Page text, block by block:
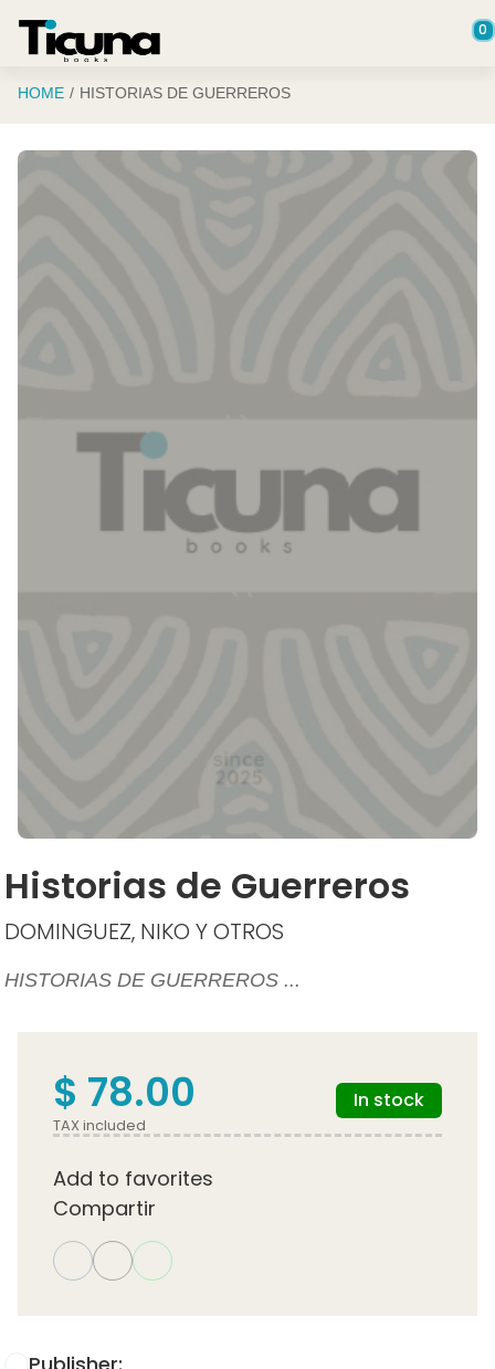
0
HOME HISTORIAS DE GUERREROS
Historias de Guerreros
DOMINGUEZ, NIKO Y OTROS
HISTORIAS DE GUERREROS ...
$ 78.00
TAX included
In stock
Add to favorites
Compartir